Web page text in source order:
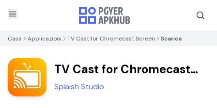
Casa Applicazioni TV Cast for Chromecast Screen Scarica
TV Cast for Chromecast
Screen
Splaish Studio